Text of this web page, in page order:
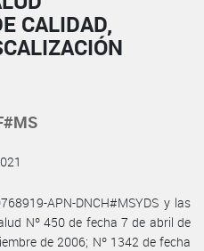
CALIDAD,
APN-DNCH#MSYDS y las
Nº 450 de fecha 7 de abril de
de 2006; Nº 1342 de fecha